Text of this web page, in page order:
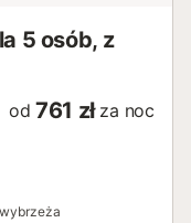
5 osób, z
od 761 zł za noc